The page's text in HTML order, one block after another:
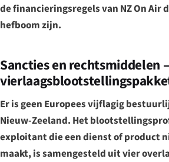
de financieringsregels van NZ On Air
hefboom zijn.
Sancties en rechtsmiddelen
Er is geen Europees vijflagig
Nieuw-Zeeland. Het
exploitant die een dienst of product
maakt, is samengesteld uit vier